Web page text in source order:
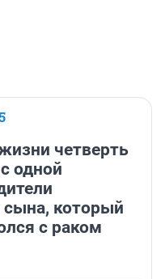
четверть
одной
сына, который
с раком